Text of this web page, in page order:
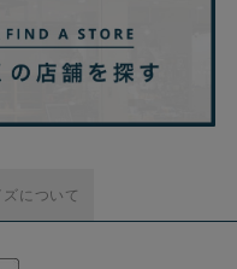
ズについて